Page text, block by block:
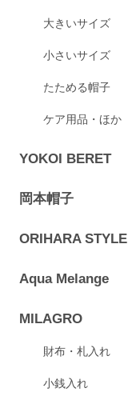
大きいサイズ
小さいサイズ
たためる帽子
ケア用品・ほか
YOKOI BERET
岡本帽子
ORIHARA STYLE
Aqua Melange
MILAGRO
財布・札入れ
小銭入れ